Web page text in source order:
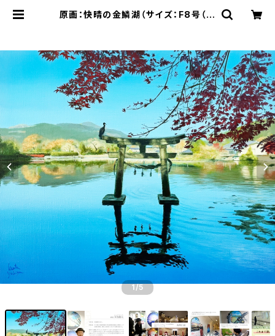
原画：快晴の金鱗湖（サイズ：F8号（額
ップ
1 /5